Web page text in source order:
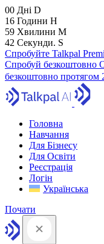
00 Дні D
16 Години H
59 Хвилини M
42 Секунди. S
Спробуйте Talkpal
Спробуй безкоштовно
безкоштовно протягом
Головна
Навчання
Для Бізнесу
Для Освіти
Реєстрація
Логін
Українська
Почати